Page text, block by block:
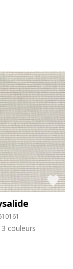
3 couleurs